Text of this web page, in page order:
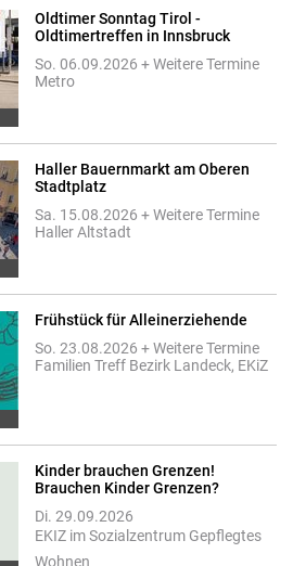
Oldtimer Sonntag Tirol -
Oldtimertreffen in Innsbruck
So. 06.09.2026 + Weitere Termine
Metro
Haller Bauernmarkt am Oberen
Stadtplatz
Sa. 15.08.2026 + Weitere Termine
Haller Altstadt
Frühstück für Alleinerziehende
So. 23.08.2026 + Weitere Termine
Familien Treff Bezirk Landeck, EKiZ
Kinder brauchen Grenzen!
Brauchen Kinder Grenzen?
Di. 29.09.2026
EKIZ im Sozialzentrum Gepflegtes
Wohnen